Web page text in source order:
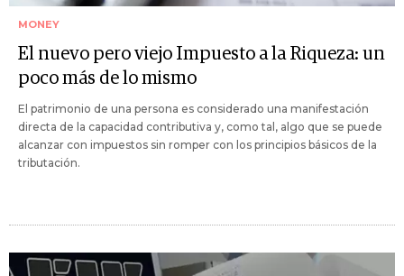
MONEY
El nuevo pero viejo Impuesto a la Riqueza: un
poco más de lo mismo
El patrimonio de una persona es considerado una manifestación
directa de la capacidad contributiva y, como tal, algo que se puede
alcanzar con impuestos sin romper con los principios básicos de la
tributación.